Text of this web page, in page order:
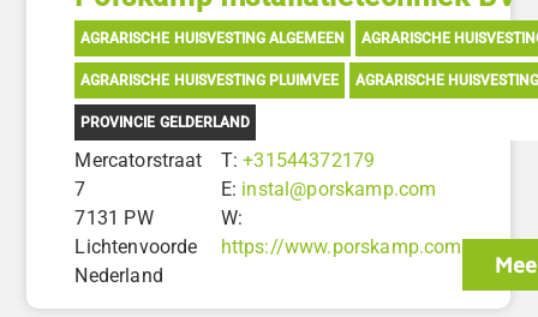
AGRARISCHE HUISVESTING ALGEMEEN AGRARISCHE
AGRARISCHE HUISVESTING PLUIMVEE AGRARISCHE
PROVINCIE GELDERLAND
Mercatorstraat
7
7131 PW
Lichtenvoorde
Nederland
T:+31544372179
E: instal@porskamp.com
W:
https://www.porskamp.com